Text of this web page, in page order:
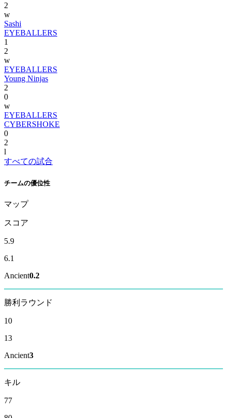
2
w
Sashi
EYEBALLERS
1
2
w
EYEBALLERS
Young Ninjas
2
0
w
EYEBALLERS
CYBERSHOKE
0
2
l
すべての試合
チームの優位性
マップ
スコア
5.9
6.1
Ancient0.2
勝利ラウンド
10
13
Ancient3
キル
77